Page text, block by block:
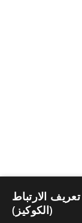
الارتباط
(الكوكيز)